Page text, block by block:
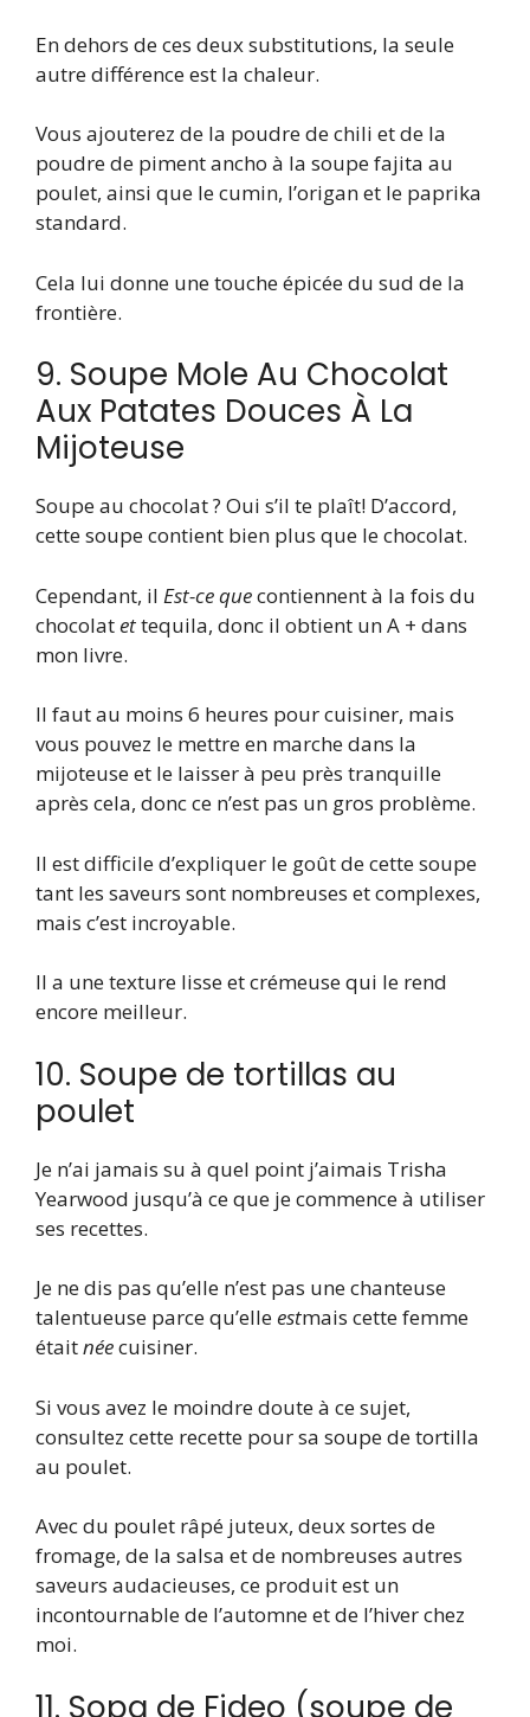
En dehors de ces deux substitutions, la seule
autre différence est la chaleur.
Vous ajouterez de la poudre de chili et de la
poudre de piment ancho à la soupe fajita au
poulet, ainsi que le cumin, l’origan et le paprika
standard.
Cela lui donne une touche épicée du sud de la
frontière.
9. Soupe Mole Au Chocolat
Aux Patates Douces À La
Mijoteuse
Soupe au chocolat ? Oui s’il te plaît! D’accord,
cette soupe contient bien plus que le chocolat.
Cependant, il Est-ce quecontiennent à la fois du
chocolatettequila, donc il obtient un A + dans
mon livre.
Il faut au moins 6 heures pour cuisiner, mais
vous pouvez le mettre en marche dans la
mijoteuse et le laisser à peu près tranquille
après cela, donc ce n’est pas un gros problème.
Il est difficile d’expliquer le goût de cette soupe
tant les saveurs sont nombreuses et complexes,
mais c’est incroyable.
Il a une texture lisse et crémeuse qui le rend
encore meilleur.
10. Soupe de tortillas au
poulet
Je n’ai jamais su à quel point j’aimais Trisha
Yearwood jusqu’à ce que je commence à utiliser
ses recettes.
Je ne dis pas qu’elle n’est pas une chanteuse
talentueuse parce qu’elleestmais cette femme
étaitnéecuisiner.
Si vous avez le moindre doute à ce sujet,
consultez cette recette pour sa soupe de tortilla
au poulet.
Avec du poulet râpé juteux, deux sortes de
fromage, de la salsa et de nombreuses autres
saveurs audacieuses, ce produit est un
incontournable de l’automne et de l’hiver chez
moi.
11. Sopa de Fideo (soupe de